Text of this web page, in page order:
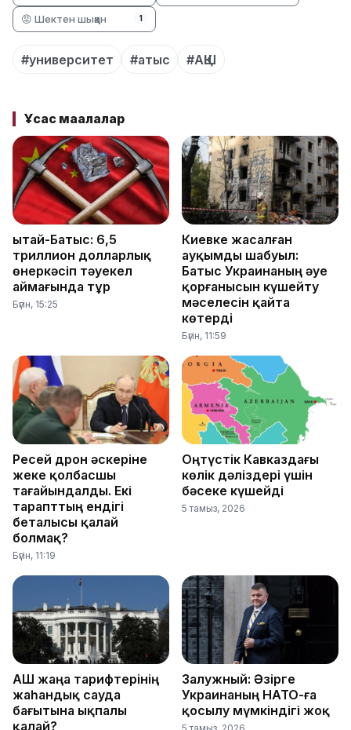
😡 Шектен шыққан 1
#университет #атыс #АҚШ
Ұқсас мақалалар
Қытай-Батыс: 6,5
триллион долларлық
өнеркәсіп тәуекел
аймағында тұр
Бүгін, 15:25
Киевке жасалған
ауқымды шабуыл:
Батыс Украинаның әуе
қорғанысын күшейту
мәселесін қайта
көтерді
Бүгін, 11:59
Ресей дрон әскеріне
жеке қолбасшы
тағайындалды. Екі
тарапттың ендігі
беталысы қалай
болмақ?
Бүгін, 11:19
Оңтүстік Кавказдағы
көлік дәліздері үшін
бәсеке күшейді
5 тамыз, 2026
АҚШ жаңа тарифтерінің
жаһандық сауда
бағытына ықпалы
қалай?
Залужный: Әзірге
Украинаның НАТО-ға
қосылу мүмкіндігі жоқ